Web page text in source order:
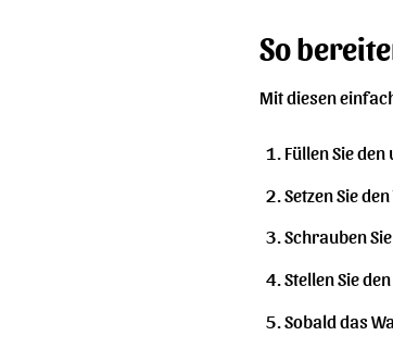
So
Mit diesen
Füllen Sie
Setzen Sie
Schrauben
Stellen Sie
Sobald das